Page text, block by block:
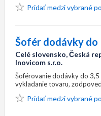
Pridať medzi vybrané
Šofér dodávky do
Celé slovensko, Česká
Inovicom s.r.o.
Šoférovanie dodávky do 3,5
vykladanie tovaru,
Pridať medzi vybrané